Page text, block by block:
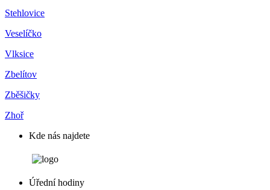
Stehlovice
Veselíčko
Vlksice
Zbelítov
Zběšičky
Zhoř
Kde nás najdete
Úřední hodiny